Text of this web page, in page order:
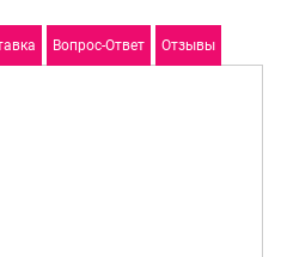
Вопрос-Ответ Отзывы